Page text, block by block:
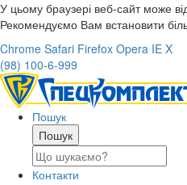
У цьому браузері веб-сайт може
Рекомендуємо Вам встановити
Chrome Safari Firefox Opera IE X
(98) 100-6-999
Пошук
Контакти